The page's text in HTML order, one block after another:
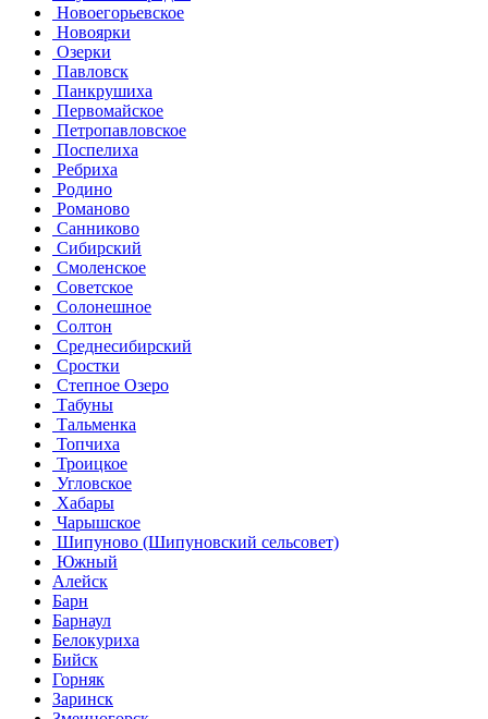
Новоегорьевское
Новоярки
Озерки
Павловск
Панкрушиха
Первомайское
Петропавловское
Поспелиха
Ребриха
Родино
Романово
Санниково
Сибирский
Смоленское
Советское
Солонешное
Солтон
Среднесибирский
Сростки
Степное Озеро
Табуны
Тальменка
Топчиха
Троицкое
Угловское
Хабары
Чарышское
Шипуново (Шипуновский сельсовет)
Южный
Алейск
Барн
Барнаул
Белокуриха
Бийск
Горняк
Заринск